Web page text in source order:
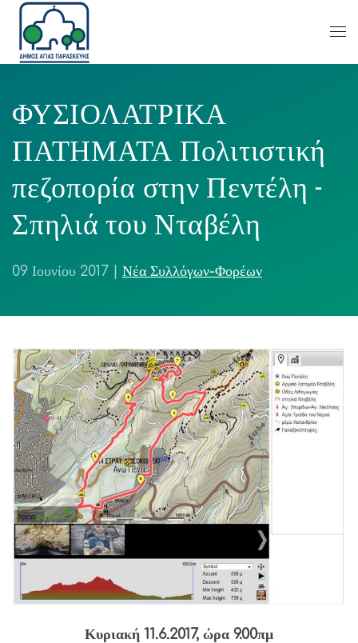
ΦΥΣΙΟΛΑΤΡΙΚΑ
ΠΑΤΗΜΑΤΑ Πολιτιστική
πεζοπορία στην Πεντέλη -
Σπηλιά του Νταβέλη
09 Ιουνίου 2017 Νέα Συλλόγων-Φορέων
Κυριακή 11.6.2017, ώρα 9.00πμ